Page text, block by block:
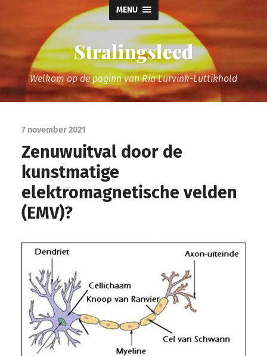
MENU
Stralingsleed
Welkom op de pagina van Ria Lurvink-Luttikhold
7 november 2021
Zenuwuitval door de
kunstmatige
elektromagnetische velden
(EMV)?